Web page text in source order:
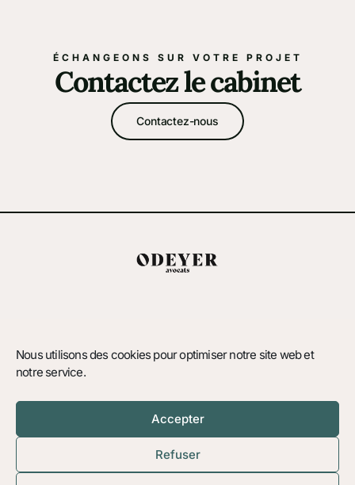
Nous utilisons des cookies pour optimiser notre site web et
notre service.
Accepter
Refuser
ÉCHANGEONS SUR VOTRE PROJET
Contactez le cabinet
Contactez-nous
00 33 6 13 35 99 74
sodeyer@odeyeravocats.com
©2026 Odeyer Avocats